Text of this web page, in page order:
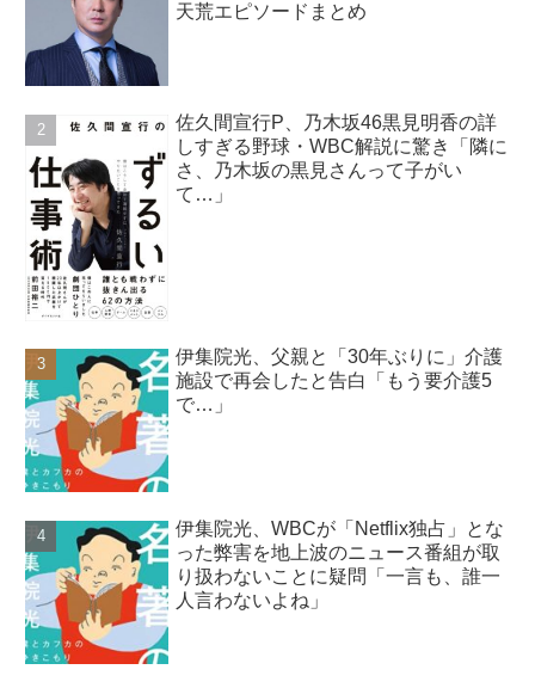
天荒エピソードまとめ
佐久間宣行P、乃木坂46黒見明香の詳
しすぎる野球・WBC解説に驚き「隣に
さ、乃木坂の黒見さんって子がい
て…」
伊集院光、父親と「30年ぶりに」介護
施設で再会したと告白「もう要介護5
で…」
伊集院光、WBCが「Netflix独占」とな
った弊害を地上波のニュース番組が取
り扱わないことに疑問「一言も、誰一
人言わないよね」